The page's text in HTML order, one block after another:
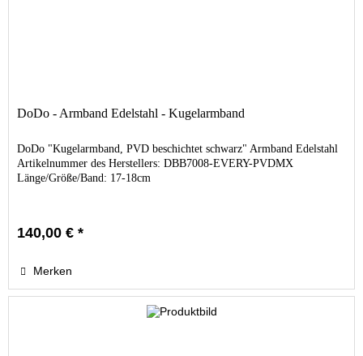
DoDo - Armband Edelstahl - Kugelarmband
DoDo "Kugelarmband, PVD beschichtet schwarz" Armband Edelstahl
Artikelnummer des Herstellers: DBB7008-EVERY-PVDMX
Länge/Größe/Band: 17-18cm
140,00 € *
Merken